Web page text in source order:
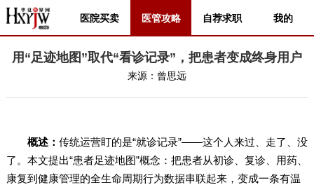
医院买卖 医管攻略 自荐求职 我的
用“足迹地图”取代“看诊记录”，把患者变成终身用户
来源： 曾思远
概述： 传统运营盯的是“就诊记录”——这个人来过、走了、没
了。本文提出“患者足迹地图”概念：把患者从初诊、复诊、用药、
康复到健康管理的全生命周期行为数据串联起来，变成一条有温